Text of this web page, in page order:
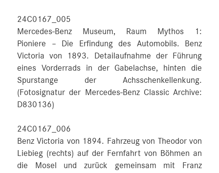
24C0167_005
Mercedes-Benz Museum, Raum Mythos 1:
Pioniere – Die Erfindung des Automobils. Benz
Victoria von 1893. Detailaufnahme der Führung
eines Vorderrads in der Gabelachse, hinten die
Spurstange der Achsschenkellenkung.
(Fotosignatur der Mercedes-Benz Classic Archive:
D830136)
24C0167_006
Benz Victoria von 1894. Fahrzeug von Theodor von
Liebieg (rechts) auf der Fernfahrt von Böhmen an
die Mosel und zurück gemeinsam mit Franz